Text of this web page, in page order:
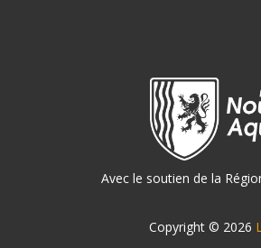
Avec le soutien de la
Copyright © 2026